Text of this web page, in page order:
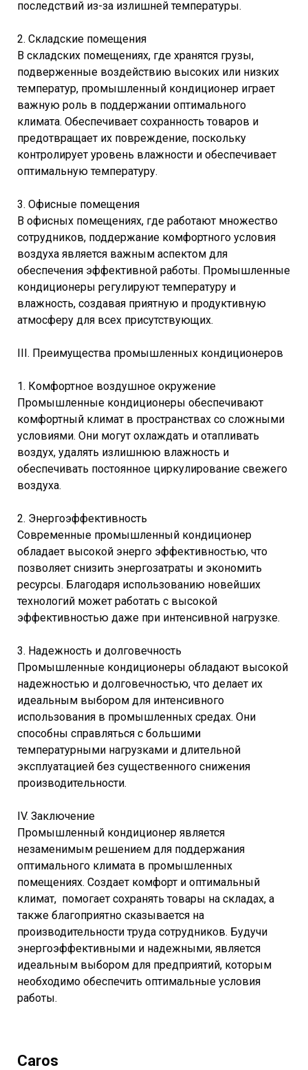
последствий из-за излишней температуры.
2. Складские помещения
В складских помещениях, где хранятся грузы,
подверженные воздействию высоких или низких
температур, промышленный кондиционер играет
важную роль в поддержании оптимального
климата. Обеспечивает сохранность товаров и
предотвращает их повреждение, поскольку
контролирует уровень влажности и обеспечивает
оптимальную температуру.
3. Офисные помещения
В офисных помещениях, где работают множество
сотрудников, поддержание комфортного условия
воздуха является важным аспектом для
обеспечения эффективной работы. Промышленные
кондиционеры регулируют температуру и
влажность, создавая приятную и продуктивную
атмосферу для всех присутствующих.
III. Преимущества промышленных кондиционеров
1. Комфортное воздушное окружение
Промышленные кондиционеры обеспечивают
комфортный климат в пространствах со сложными
условиями. Они могут охлаждать и отапливать
воздух, удалять излишнюю влажность и
обеспечивать постоянное циркулирование свежего
воздуха.
2. Энергоэффективность
Современные промышленный кондиционер
обладает высокой энерго эффективностью, что
позволяет снизить энергозатраты и экономить
ресурсы. Благодаря использованию новейших
технологий может работать с высокой
эффективностью даже при интенсивной нагрузке.
3. Надежность и долговечность
Промышленные кондиционеры обладают высокой
надежностью и долговечностью, что делает их
идеальным выбором для интенсивного
использования в промышленных средах. Они
способны справляться с большими
температурными нагрузками и длительной
эксплуатацией без существенного снижения
производительности.
IV. Заключение
Промышленный кондиционер является
незаменимым решением для поддержания
оптимального климата в промышленных
помещениях. Создает комфорт и оптимальный
климат, помогает сохранять товары на складах, а
также благоприятно сказывается на
производительности труда сотрудников. Будучи
энергоэффективными и надежными, является
идеальным выбором для предприятий, которым
необходимо обеспечить оптимальные условия
работы.
Caros